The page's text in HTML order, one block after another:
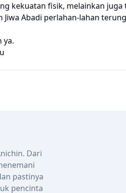
kekuatan fisik, melainkan
Abadi perlahan-lahan
ya.
Dari
pastinya
pencinta